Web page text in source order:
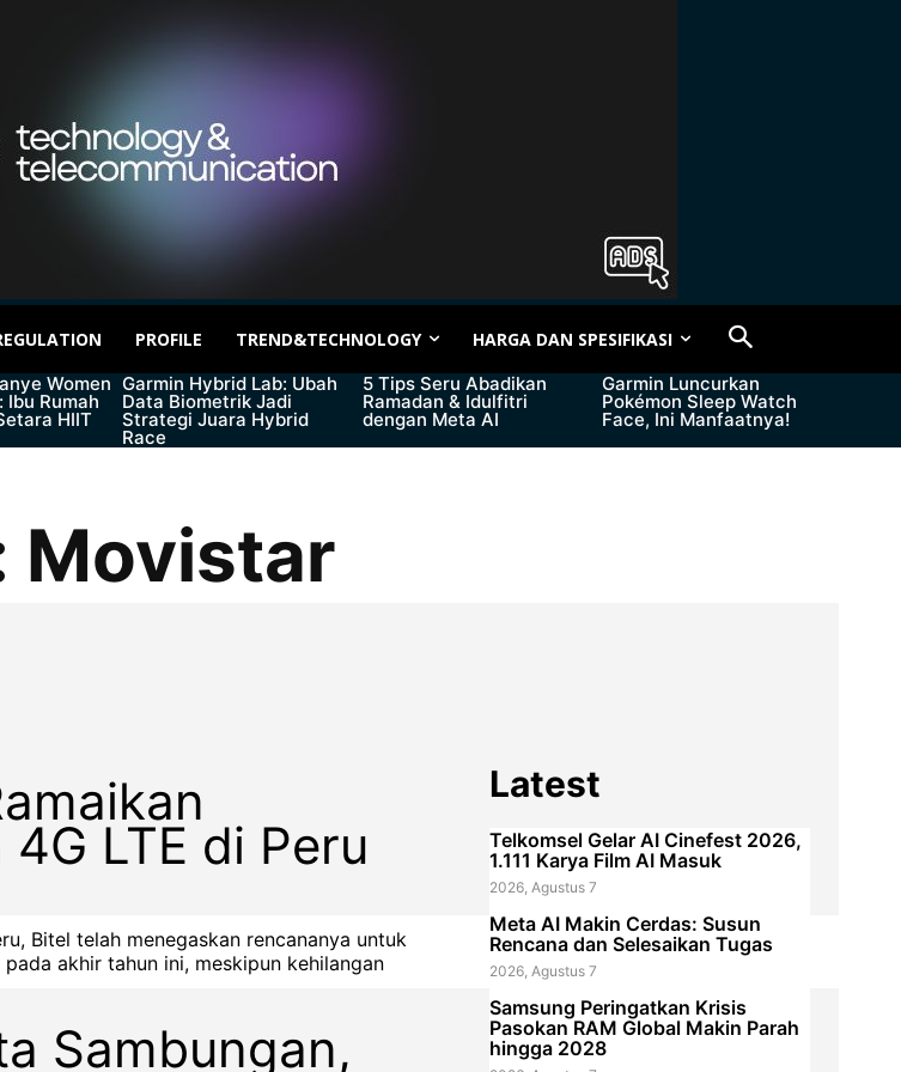
PROFILE TREND&TECHNOLOGY HARGA DAN SPESIFIKASI
Women
Ibu Rumah
HIIT
Garmin Hybrid Lab: Ubah
Data Biometrik Jadi
Strategi Juara Hybrid
Race
5 Tips Seru Abadikan
Ramadan & Idulfitri
dengan Meta AI
Garmin Luncurkan
Pokémon Sleep Watch
Face, Ini Manfaatnya!
Movistar
LTE di Peru
Bitel telah menegaskan rencananya untuk
akhir tahun ini, meskipun kehilangan
Sambungan,
Latest
Telkomsel Gelar AI Cinefest 2026,
1.111 Karya Film AI Masuk
2026, Agustus 7
Meta AI Makin Cerdas: Susun
Rencana dan Selesaikan Tugas
2026, Agustus 7
Samsung Peringatkan Krisis
Pasokan RAM Global Makin Parah
hingga 2028